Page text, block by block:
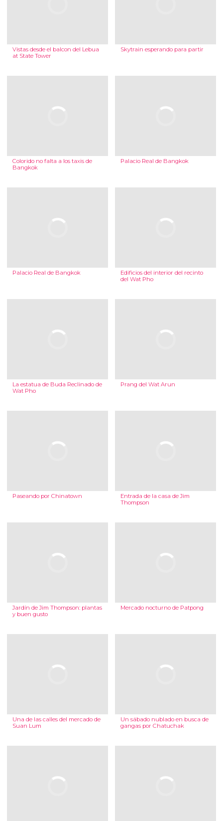
Vistas desde el balcon del Lebua
at State Tower
Skytrain esperando para partir
Colorido no falta a los taxis de
Bangkok
Palacio Real de Bangkok
Palacio Real de Bangkok
Edificios del interior del recinto
del Wat Pho
La estatua de Buda Reclinado de
Wat Pho
Prang del Wat Arun
Paseando por Chinatown
Entrada de la casa de Jim
Thompson
Jardín de Jim Thompson: plantas
y buen gusto
Mercado nocturno de Patpong
Una de las calles del mercado de
Suan Lum
Un sábado nublado en busca de
gangas por Chatuchak